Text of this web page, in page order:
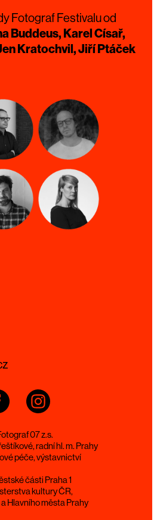
Fotograf Festivalu od
Buddeus, Karel Císař,
Kratochvil, Jiří Ptáček
07 z.s.
radní hl. m. Prahy
péče, výstavnictví
části Praha 1
kultury ČR,
Hlavního města Prahy